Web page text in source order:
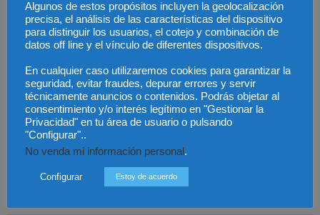
Algunos de estos propósitos incluyen la geolocalización
precisa, el análisis de las características del dispositivo
para distinguir los usuarios, el cotejo y combinación de
datos off line y el vínculo de diferentes dispositivos.
En cualquier caso utilizaremos cookies para garantizar la
seguridad, evitar fraudes, depurar errores y servir
técnicamente anuncios o contenidos. Podrás objetar al
consentimiento y/o interés legítimo en "Gestionar la
Privacidad" en tu área de usuario o pulsando
"Configurar"..
No venda mi información personal .
Configurar Estoy de acuerdo